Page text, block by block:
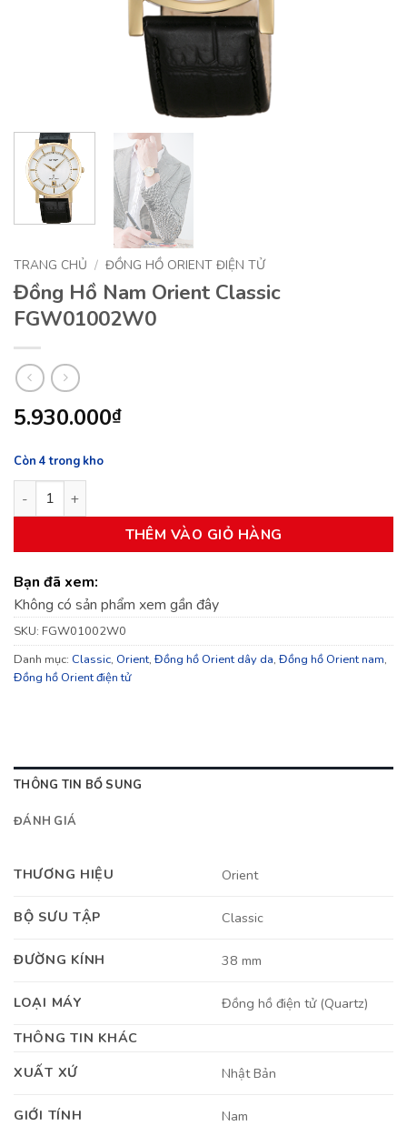
TRANG CHỦ / ĐỒNG HỒ ORIENT ĐIỆN TỬ
Đồng Hồ Nam Orient Classic
FGW01002W0
5.930.000₫
Còn 4 trong kho
Đồng Hồ Nam Orient Classic FGW01002W0 số lượng
THÊM VÀO GIỎ HÀNG
Bạn đã xem:
Không có sản phẩm xem gần đây
SKU: FGW01002W0
Danh mục: Classic, Orient, Đồng hồ Orient dây da, Đồng hồ Orient nam,
Đồng hồ Orient điện tử
THÔNG TIN BỔ SUNG
ĐÁNH GIÁ
THƯƠNG HIỆU Orient
BỘ SƯU TẬP Classic
ĐƯỜNG KÍNH 38 mm
LOẠI MÁY
Đồng hồ điện tử (Quartz)
THÔNG TIN KHÁC
XUẤT XỨ
Nhật Bản
GIỚI TÍNH Nam